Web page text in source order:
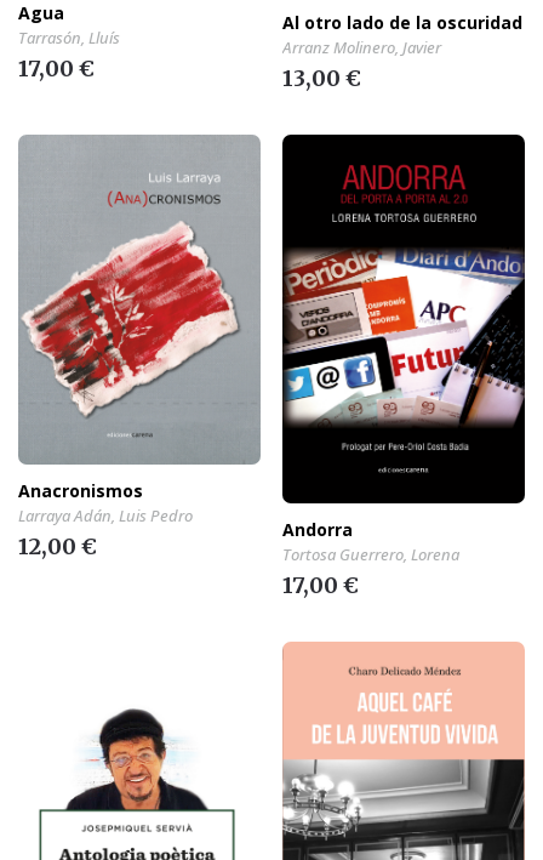
Agua
Tarrasón, Lluís
17,00 €
Al otro lado de la oscuridad
Arranz Molinero, Javier
13,00 €
Anacronismos
Larraya Adán, Luis Pedro
12,00 €
Andorra
Tortosa Guerrero, Lorena
17,00 €